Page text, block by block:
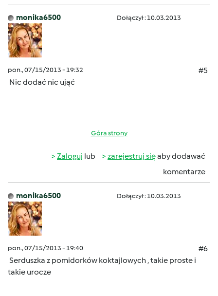
monika6500 Dołączył : 10.03.2013
pon., 07/15/2013 - 19:32
#5
Nic dodać nic ująć
Góra strony
Zaloguj lub zarejestruj sięaby dodawać
komentarze
monika6500 Dołączył : 10.03.2013
pon., 07/15/2013 - 19:40
#6
Serduszka z pomidorków koktajlowych , takie proste i
takie urocze